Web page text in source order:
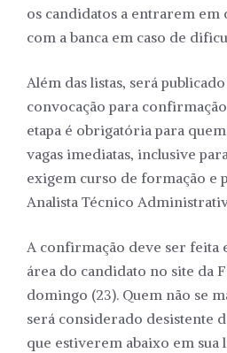
os candidatos a entrarem
com a banca em caso de
Além das listas, será
convocação para
etapa é obrigatória para
vagas imediatas, inclusive
exigem curso de formação e
Analista Técnico
A confirmação deve ser feita
área do candidato no site da
domingo (23). Quem não se
será considerado desistente
que estiverem abaixo em sua